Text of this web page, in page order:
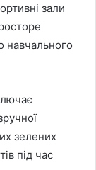
зали
навчального
зелених
під час